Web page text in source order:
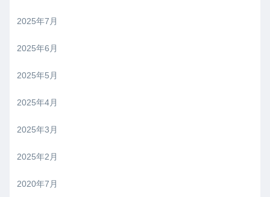
2025年7月
2025年6月
2025年5月
2025年4月
2025年3月
2025年2月
2020年7月